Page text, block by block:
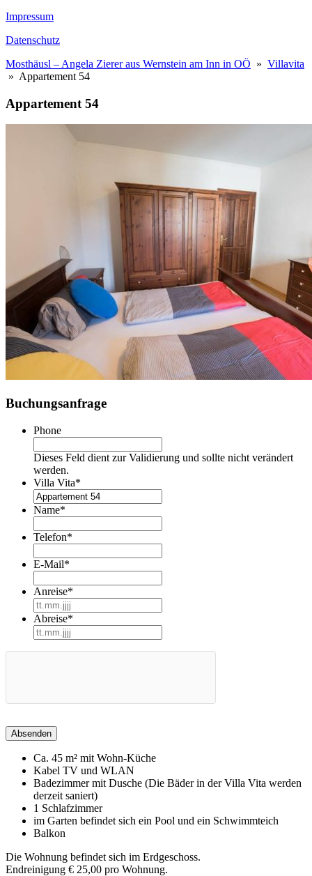
Impressum
Datenschutz
Mosthäusl – Angela Zierer aus Wernstein am Inn in OÖ » Villavita
» Appartement 54
Appartement 54
Buchungsanfrage
Phone
Dieses Feld dient zur Validierung und sollte nicht verändert
werden.
Villa Vita*
Name*
Telefon*
E-Mail*
Anreise*
Punkt
MM
Punkt
JJJJ
Abreise*
Punkt
MM
Ca. 45 m² mit Wohn-Küche
Kabel TV und WLAN
Badezimmer mit Dusche (Die Bäder in der Villa Vita werden
derzeit saniert)
1 Schlafzimmer
im Garten befindet sich ein Pool und ein Schwimmteich
Balkon
Die Wohnung befindet sich im Erdgeschoss.
Endreinigung € 25,00 pro Wohnung.